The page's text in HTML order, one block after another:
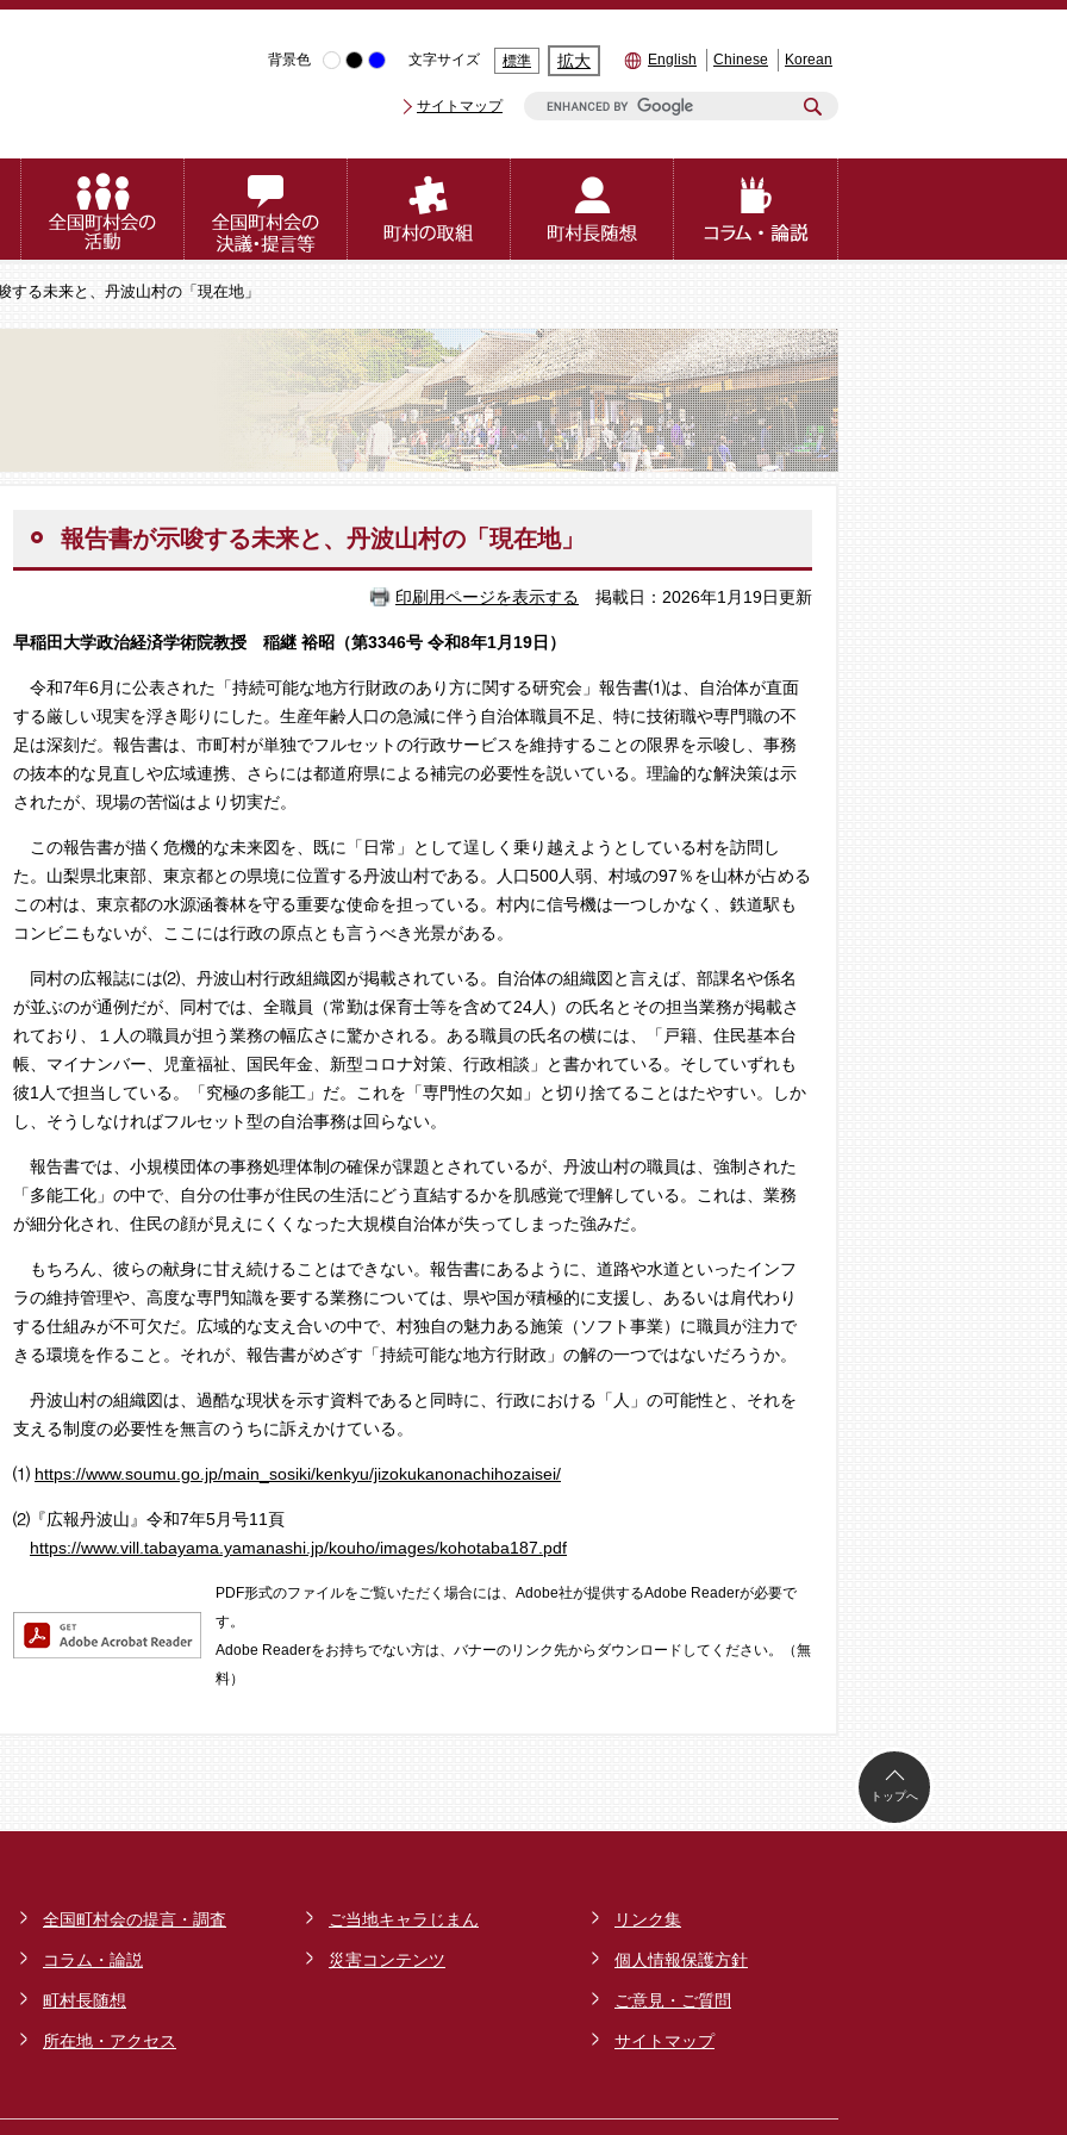
背景色 文字サイズ 標準 拡大 English Chinese Korean
サイトマップ
する未来と、丹波山村の「現在地」
報告書が示唆する未来と、丹波山村の「現在地」
印刷用ページを表示する 掲載日：2026年1月19日更新
早稲田大学政治経済学術院教授 稲継 裕昭（第3346号 令和8年1月19日）
​令和7年6月に公表された「持続可能な地方行財政のあり方に関する研究会」報告書⑴は、自治体が直面
する厳しい現実を浮き彫りにした。生産年齢人口の急減に伴う自治体職員不足、特に技術職や専門職の不
足は深刻だ。報告書は、市町村が単独でフルセットの行政サービスを維持することの限界を示唆し、事務
の抜本的な見直しや広域連携、さらには都道府県による補完の必要性を説いている。理論的な解決策は示
されたが、現場の苦悩はより切実だ。
この報告書が描く危機的な未来図を、既に「日常」として逞しく乗り越えようとしている村を訪問し
た。山梨県北東部、東京都との県境に位置する丹波山村である。人口500人弱、村域の97％を山林が占める
この村は、東京都の水源涵養林を守る重要な使命を担っている。村内に信号機は一つしかなく、鉄道駅も
コンビニもないが、ここには行政の原点とも言うべき光景がある。
同村の広報誌には⑵、丹波山村行政組織図が掲載されている。自治体の組織図と言えば、部課名や係名
が並ぶのが通例だが、同村では、全職員（常勤は保育士等を含めて24人）の氏名とその担当業務が掲載さ
れており、１人の職員が担う業務の幅広さに驚かされる。ある職員の氏名の横には、「戸籍、住民基本台
帳、マイナンバー、児童福祉、国民年金、新型コロナ対策、行政相談」と書かれている。そしていずれも
彼1人で担当している。「究極の多能工」だ。これを「専門性の欠如」と切り捨てることはたやすい。しか
し、そうしなければフルセット型の自治事務は回らない。
報告書では、小規模団体の事務処理体制の確保が課題とされているが、丹波山村の職員は、強制された
「多能工化」の中で、自分の仕事が住民の生活にどう直結するかを肌感覚で理解している。これは、業務
が細分化され、住民の顔が見えにくくなった大規模自治体が失ってしまった強みだ。
もちろん、彼らの献身に甘え続けることはできない。報告書にあるように、道路や水道といったインフ
ラの維持管理や、高度な専門知識を要する業務については、県や国が積極的に支援し、あるいは肩代わり
する仕組みが不可欠だ。広域的な支え合いの中で、村独自の魅力ある施策（ソフト事業）に職員が注力で
きる環境を作ること。それが、報告書がめざす「持続可能な地方行財政」の解の一つではないだろうか。
丹波山村の組織図は、過酷な現状を示す資料であると同時に、行政における「人」の可能性と、それを
支える制度の必要性を無言のうちに訴えかけている。
⑴ https://www.soumu.go.jp/main_sosiki/kenkyu/jizokukanonachihozaisei/
⑵『広報丹波山』令和7年5月号11頁
https://www.vill.tabayama.yamanashi.jp/kouho/images/kohotaba187.pdf
PDF形式のファイルをご覧いただく場合には、Adobe社が提供するAdobe Readerが必要で
す。
Adobe Readerをお持ちでない方は、バナーのリンク先からダウンロードしてください。（無
料）
トップへ
全国町村会の提言・調査
コラム・論説
町村長随想
所在地・アクセス
ご当地キャラじまん
災害コンテンツ
リンク集
個人情報保護方針
ご意見・ご質問
サイトマップ